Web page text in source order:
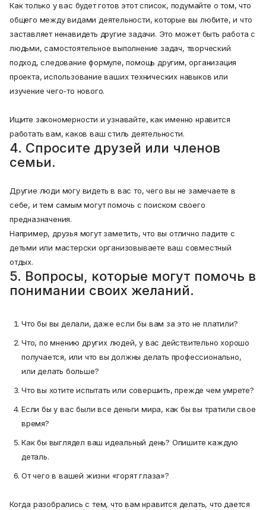
Как только у вас будет готов этот список, подумайте о том, что
общего между видами деятельности, которые вы любите, и что
заставляет ненавидеть другие задачи. Это может быть работа с
людьми, самостоятельное выполнение задач, творческий
подход, следование формуле, помощь другим, организация
проекта, использование ваших технических навыков или
изучение чего-то нового.
Ищите закономерности и узнавайте, как именно нравится
работать вам, каков ваш стиль деятельности.
4. Спросите друзей или членов
семьи.
Другие люди могу видеть в вас то, чего вы не замечаете в
себе, и тем самым могут помочь с поиском своего
предназначения.
Например, друзья могут заметить, что вы отлично ладите с
детьми или мастерски организовываете ваш совместный
отдых.
5. Вопросы, которые могут помочь в
понимании своих желаний.
Что бы вы делали, даже если бы вам за это не платили?
Что, по мнению других людей, у вас действительно хорошо
получается, или что вы должны делать профессионально,
или делать больше?
Что вы хотите испытать или совершить, прежде чем умрете?
Если бы у вас были все деньги мира, как бы вы тратили свое
время?
Как бы выглядел ваш идеальный день? Опишите каждую
деталь.
От чего в вашей жизни «горят глаза»?
Когда разобрались с тем, что вам нравится делать, что дается